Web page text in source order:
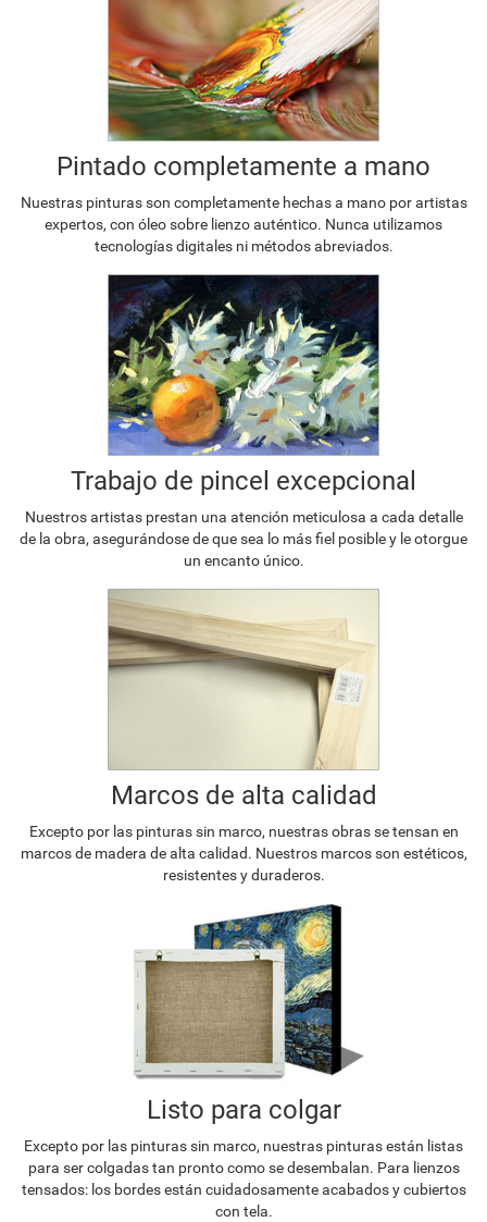
Pintado completamente a mano
Nuestras pinturas son completamente hechas a mano por artistas
expertos, con óleo sobre lienzo auténtico. Nunca utilizamos
tecnologías digitales ni métodos abreviados.
Trabajo de pincel excepcional
Nuestros artistas prestan una atención meticulosa a cada detalle
de la obra, asegurándose de que sea lo más fiel posible y le otorgue
un encanto único.
Marcos de alta calidad
Excepto por las pinturas sin marco, nuestras obras se tensan en
marcos de madera de alta calidad. Nuestros marcos son estéticos,
resistentes y duraderos.
Listo para colgar
Excepto por las pinturas sin marco, nuestras pinturas están listas
para ser colgadas tan pronto como se desembalan. Para lienzos
tensados: los bordes están cuidadosamente acabados y cubiertos
con tela.